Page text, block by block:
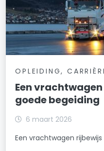
OPLEIDING,
Een
goede begeiding
6 maart 2026
Een vrachtwagen